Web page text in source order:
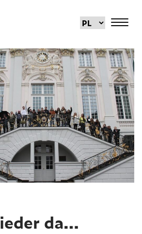
da…